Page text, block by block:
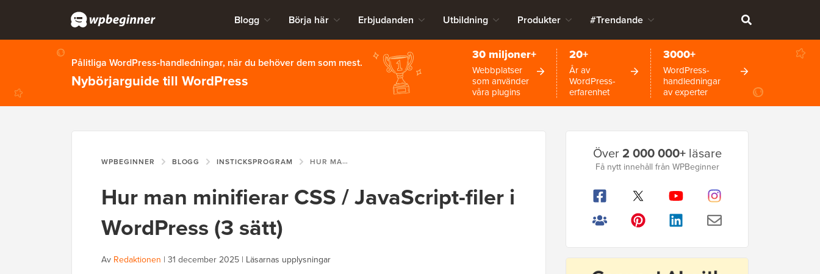
Blogg Börja här Erbjudanden Utbildning Produkter #Trendande
Pålitliga WordPress-handledningar, när du behöver dem som mest.
Nybörjarguide till WordPress
30 miljoner+
Webbplatser
som använder
våra plugins
20+
År av
WordPress-
erfarenhet
3000+
WordPress-
handledningar
av experter
WPBEGINNER BLOGG INSTICKSPROGRAM HUR MAN MINIFIERAR CSS / JAVASCRIPT-FILER I WORDPRESS (3 SÄTT)
Hur man minifierar CSS / JavaScript-filer i
WordPress (3 sätt)
Av Redaktionen | 31 december 2025 | Läsarnas upplysningar
Primär
sidofält
Över2 000 000+läsare
Få nytt innehåll från WPBeginner